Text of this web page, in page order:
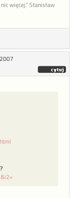
więcej." Stanisław